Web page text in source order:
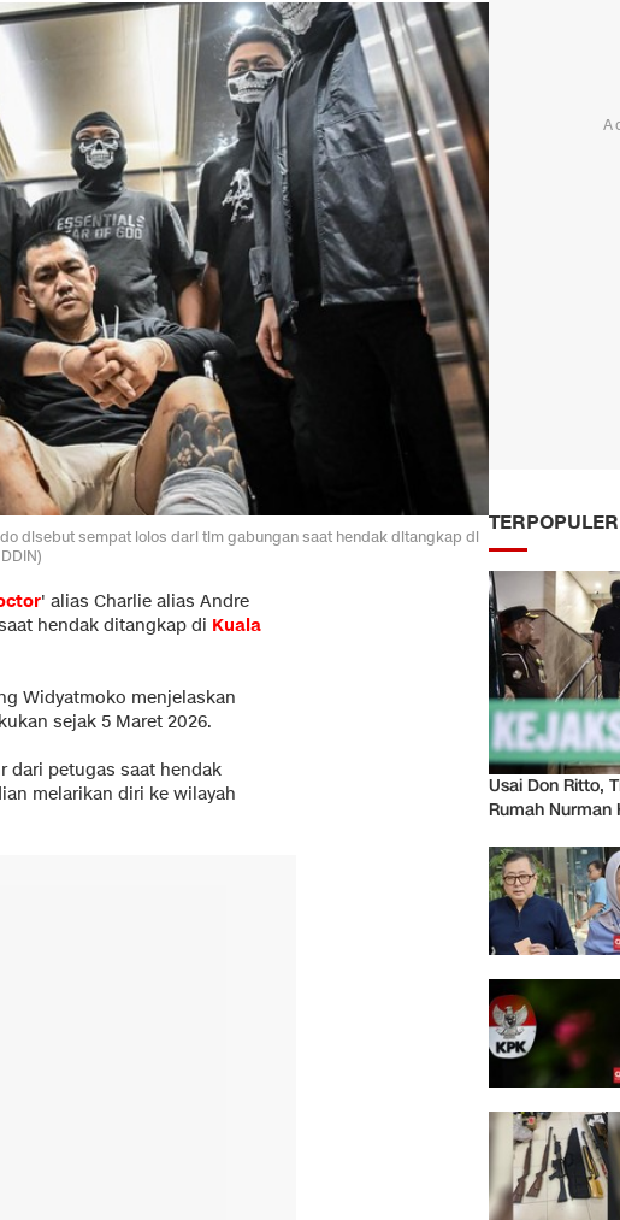
disebut sempat lolos dari tim gabungan saat hendak ditangkap di
' alias Charlie alias Andre
hendak ditangkap di Kuala
Widyatmoko menjelaskan
sejak 5 Maret 2026.
dari petugas saat hendak
melarikan diri ke wilayah
TERPOPULER
Usai Don Ritto,
Rumah Nurman